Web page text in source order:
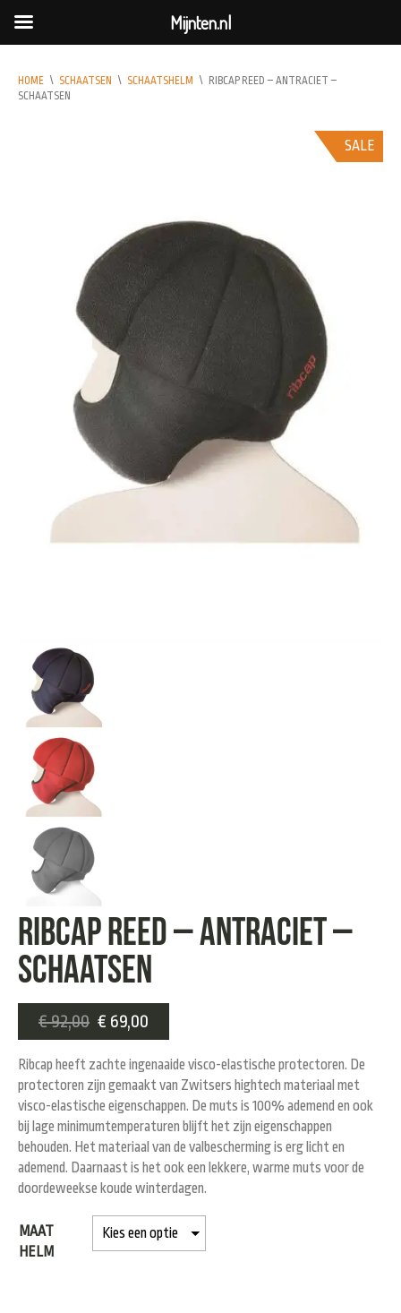
HOME \ SCHAATSEN \ SCHAATSHELM \ RIBCAP REED – ANTRACIET –
SCHAATSEN
SALE
Ribcap Reed – Antraciet –
Schaatsen
€92,00 € 69,00
Ribcap heeft zachte ingenaaide visco-elastische protectoren. De
protectoren zijn gemaakt van Zwitsers hightech materiaal met
visco-elastische eigenschappen. De muts is 100% ademend en ook
bij lage minimumtemperaturen blijft het zijn eigenschappen
behouden. Het materiaal van de valbescherming is erg licht en
ademend. Daarnaast is het ook een lekkere, warme muts voor de
doordeweekse koude winterdagen.
MAAT
HELM
Mijnten.nl